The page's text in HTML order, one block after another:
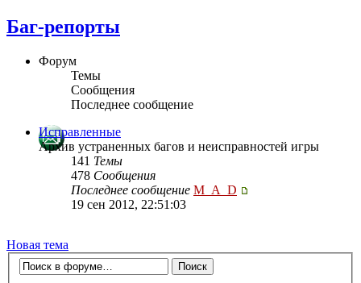
Баг-репорты
Форум
Темы
Сообщения
Последнее сообщение
Исправленные
Архив устраненных багов и неисправностей игры
141 Темы
478 Сообщения
Последнее сообщение M_A_D
19 сен 2012, 22:51:03
Новая тема